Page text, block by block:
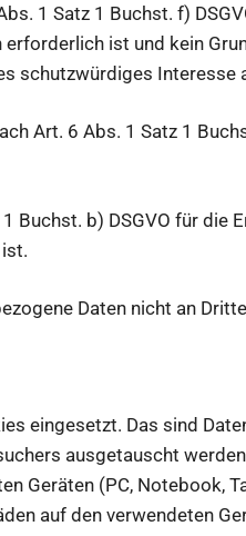
Satz 1 Buchst. f)
ist und kein
schutzwürdiges Interesse
6 Abs. 1 Satz 1
b) DSGVO für die
Daten nicht an
eingesetzt. Das sind
ausgetauscht
Geräten (PC, Notebook,
auf den verwendeten